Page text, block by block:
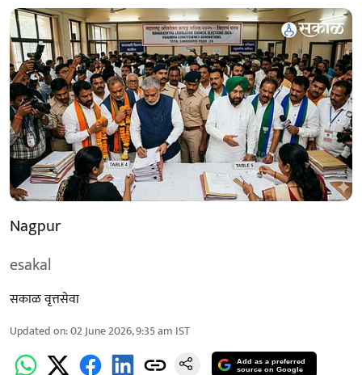
Nagpur
esakal
सकाळ वृत्तसेवा
Updated on:02 June 2026, 9:35 am IST
Add as a preferred
source on Google